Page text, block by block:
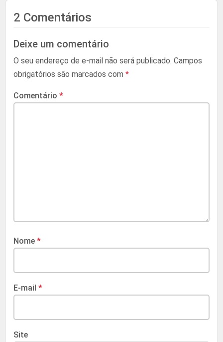
2 Comentários
Deixe um comentário
O seu endereço de e-mail não será publicado. Campos
obrigatórios são marcados com *
Comentário *
Nome *
E-mail *
Site